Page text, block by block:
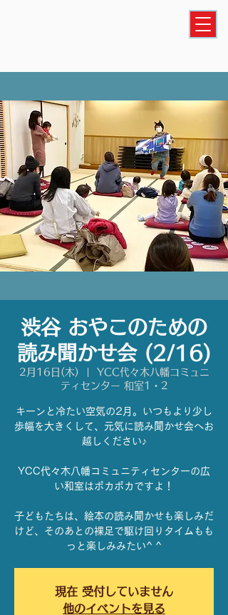
渋谷 おやこのための
読み聞かせ会 (2/16)
2月16日(木)
YCC代々木八幡コミュニ
ティセンター 和室1・2
キーンと冷たい空気の2月。いつもより少し
歩幅を大きくして、元気に読み聞かせ会へお
越しください♪
YCC代々木八幡コミュニティセンターの広
い和室はポカポカですよ！
子どもたちは、絵本の読み聞かせも楽しみだ
けど、そのあとの裸足で駆け回りタイムもも
っと楽しみみたい^ ^
現在 受付していません
他のイベントを見る